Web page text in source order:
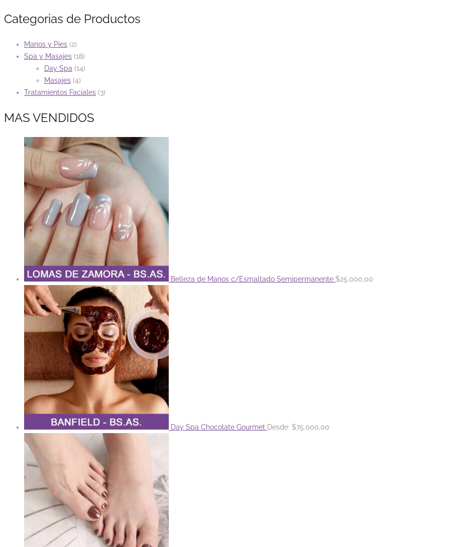
Categorias de Productos
Manos y Pies (2)
Spa y Masajes (18)
Day Spa (14)
Masajes (4)
Tratamientos Faciales (3)
MAS VENDIDOS
Belleza de Manos c/Esmaltado Semipermanente $25.000,00
Day Spa Chocolate Gourmet Desde: $75.000,00